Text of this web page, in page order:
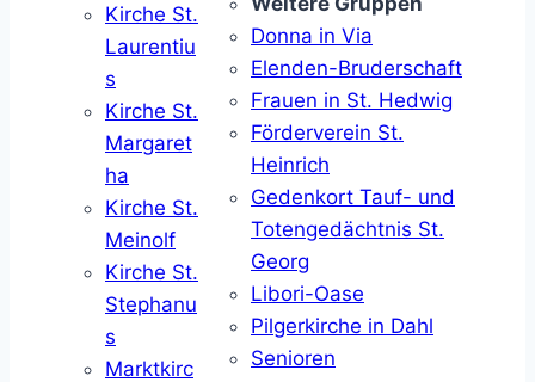
Kirche St.
Laurentiu
s
Kirche St.
Margaret
ha
Kirche St.
Meinolf
Kirche St.
Stephanu
s
Marktkirc
Donna in Via
Elenden-Bruderschaft
Frauen in St. Hedwig
Förderverein St.
Heinrich
Gedenkort Tauf- und
Totengedächtnis St.
Georg
Libori-Oase
Pilgerkirche in Dahl
Senioren